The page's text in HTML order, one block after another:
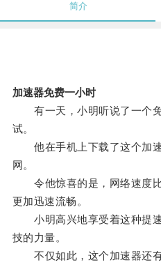
简介
加速器免费一小时
有一天，小明听说了一个免
试。
他在手机上下载了这个加速
网。
令他惊喜的是，网络速度比
更加迅速流畅。
小明高兴地享受着这种提速
技的力量。
不仅如此，这个加速器还有